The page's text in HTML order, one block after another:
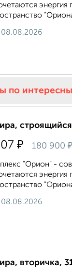
энергия
08.08.2026
по
₽ 180 900 ₽
"Орион" -
энергия
08.08.2026
вторичка,